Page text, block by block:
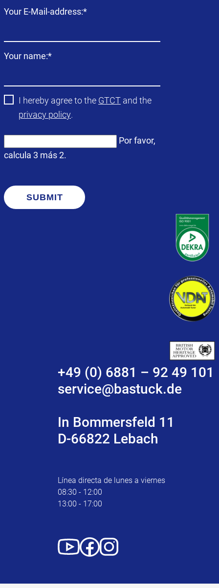
Campo
Your E-Mail-address:*
Campo
Your name:*
I hereby agree to the GTCT and the
privacy policy.
Por favor,
calcula 3 más 2.
SUBMIT
+49 (0) 6881 – 92 49 101
service@bastuck.de
In Bommersfeld 11
D-66822 Lebach
Línea directa de lunes a viernes
08:30 - 12:00
13:00 - 17:00